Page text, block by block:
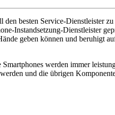
besten Service-Dienstleister
Instandsetzung-Dienstleister
geben können und beruhigt
werden immer
und die übrigen